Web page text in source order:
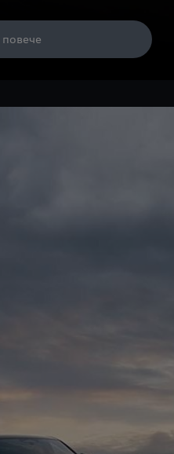
повече